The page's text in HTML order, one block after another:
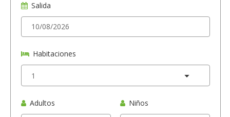
Salida
Habitaciones
Adultos Niños